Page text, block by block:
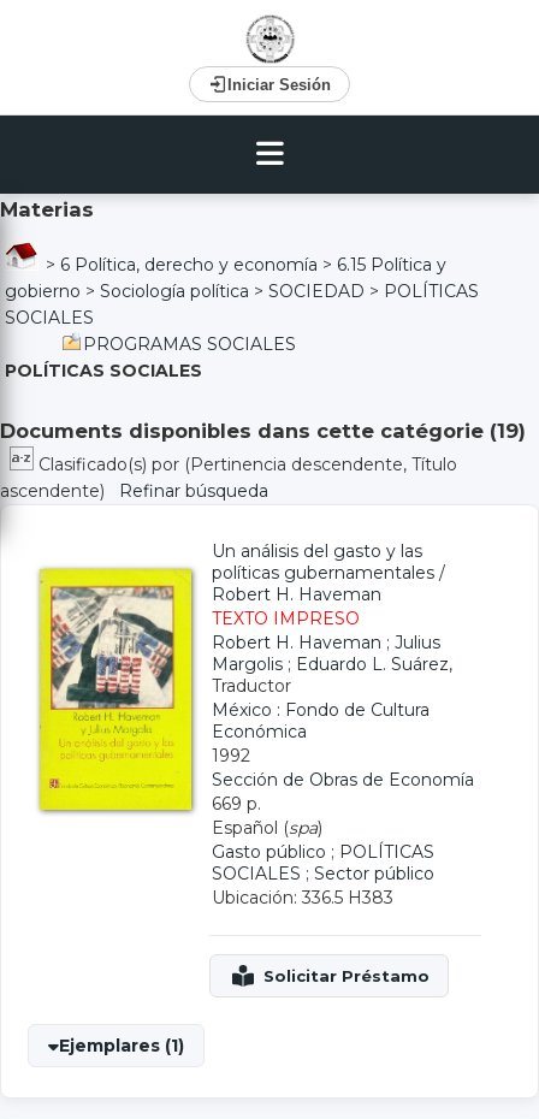
Iniciar Sesión
Materias
> 6 Política, derecho y economía > 6.15 Política y
gobierno > Sociología política > SOCIEDAD > POLÍTICAS
SOCIALES
PROGRAMAS SOCIALES
POLÍTICAS SOCIALES
Documents disponibles dans cette catégorie (19)
Clasificado(s) por (Pertinencia descendente, Título
ascendente)
Refinar búsqueda
Un análisis del gasto y las
políticas gubernamentales /
Robert H. Haveman
TEXTO IMPRESO
Robert H. Haveman ; Julius
Margolis ; Eduardo L. Suárez,
Traductor
México : Fondo de Cultura
Económica
1992
Sección de Obras de Economía
669 p.
Español (spa)
Gasto público ; POLÍTICAS
SOCIALES ; Sector público
Ubicación: 336.5 H383
Ejemplares (1)